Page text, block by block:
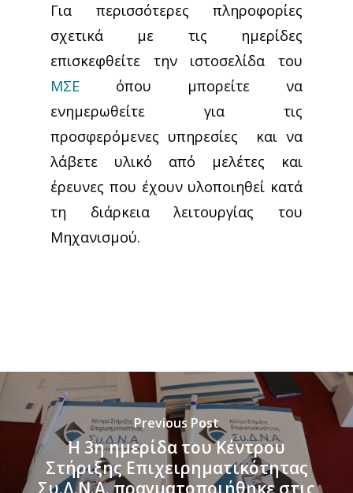
Για περισσότερες πληροφορίες
σχετικά με τις ημερίδες
επισκεφθείτε την ιστοσελίδα του
ΜΣΕ όπου μπορείτε να
ενημερωθείτε για τις
προσφερόμενες υπηρεσίες και να
λάβετε υλικό από μελέτες και
έρευνες που έχουν υλοποιηθεί κατά
τη διάρκεια λειτουργίας του
Μηχανισμού.
Previous Post
H 3η ημερίδα του Κέντρου
Στήριξης Επιχειρηματικότητας
Συ.Δ.Ν.Α. πραγματοποιήθηκε στις